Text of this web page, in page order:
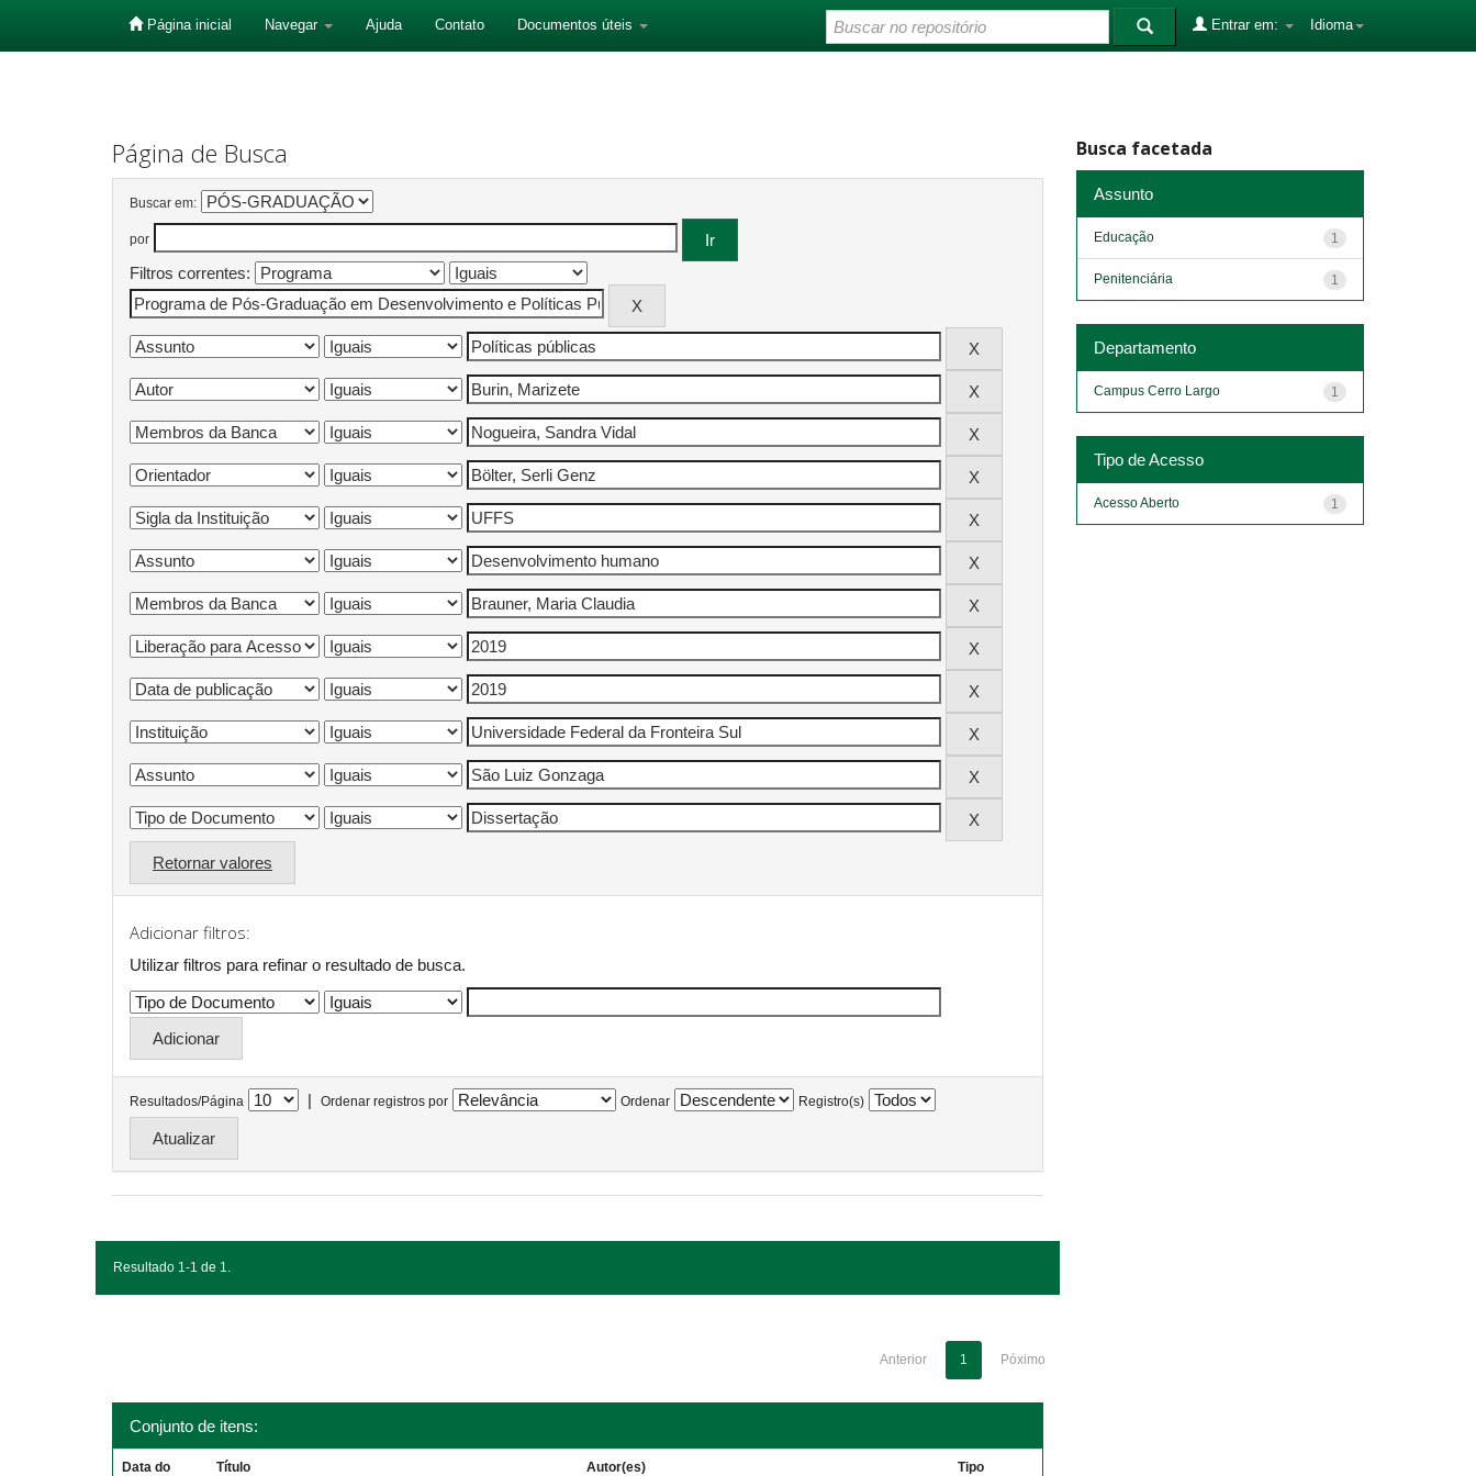
Página inicial Navegar Ajuda Contato Documentos úteis Idioma
Entrar em:
Página de Busca
Buscar em:
por
Filtros correntes:
Retornar valores
Adicionar filtros:
Utilizar filtros para refinar o resultado de busca.
Resultados/Página | Ordenar registros por Ordenar Registro(s)
Resultado 1-1 de 1.
Anterior 1 Póximo
Conjunto de itens:
Data do Título Autor(es) Tipo
Busca facetada
Assunto
1
Educação
1
Penitenciária
Departamento
1
Campus Cerro Largo
Tipo de Acesso
1
Acesso Aberto